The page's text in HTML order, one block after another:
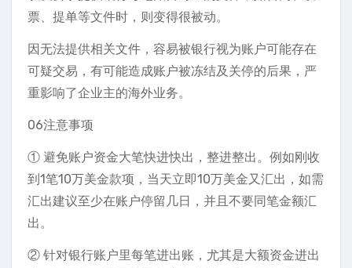
票、提单等文件时，则变得很被动。
因无法提供相关文件，容易被银行视为账户可能存在
可疑交易，有可能造成账户被冻结及关停的后果，严
重影响了企业主的海外业务。
06注意事项
① 避免账户资金大笔快进快出，整进整出。例如刚收
到1笔10万美金款项，当天立即10万美金又汇出，如需
汇出建议至少在账户停留几日，并且不要同笔金额汇
出。
② 针对银行账户里每笔进出账，尤其是大额资金进出